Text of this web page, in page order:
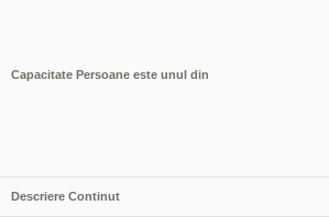
Capacitate Persoane este unul din
Descriere Continut